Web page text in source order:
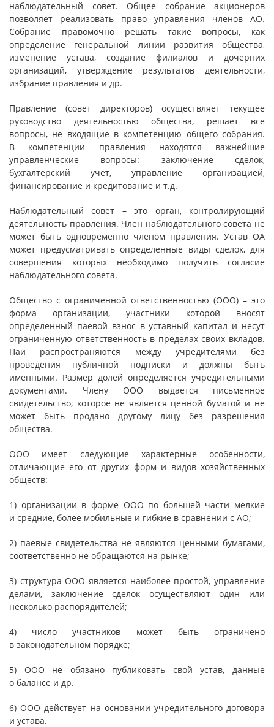
наблюдательный совет. Общее собрание акционеров
позволяет реализовать право управления членов АО.
Собрание правомочно решать такие вопросы, как
определение генеральной линии развития общества,
изменение устава, создание филиалов и дочерних
организаций, утверждение результатов деятельности,
избрание правления и др.
Правление (совет директоров) осуществляет текущее
руководство деятельностью общества, решает все
вопросы, не входящие в компетенцию общего собрания.
В компетенции правления находятся важнейшие
управленческие вопросы: заключение сделок,
бухгалтерский учет, управление организацией,
финансирование и кредитование и т.д.
Наблюдательный совет – это орган, контролирующий
деятельность правления. Член наблюдательного совета не
может быть одновременно членом правления. Устав OA
может предусматривать определенные виды сделок, для
совершения которых необходимо получить согласие
наблюдательного совета.
Общество с ограниченной ответственностью (ООО) – это
форма организации, участники которой вносят
определенный паевой взнос в уставный капитал и несут
ограниченную ответственность в пределах своих вкладов.
Паи распространяются между учредителями без
проведения публичной подписки и должны быть
именными. Размер долей определяется учредительными
документами. Члену ООО выдается письменное
свидетельство, которое не является ценной бумагой и не
может быть продано другому лицу без разрешения
общества.
ООО имеет следующие характерные особенности,
отличающие его от других форм и видов хозяйственных
обществ:
1) организации в форме ООО по большей части мелкие
и средние, более мобильные и гибкие в сравнении с АО;
2) паевые свидетельства не являются ценными бумагами,
соответственно не обращаются на рынке;
3) структура ООО является наиболее простой, управление
делами, заключение сделок осуществляют один или
несколько распорядителей;
4) число участников может быть ограничено
в законодательном порядке;
5) ООО не обязано публиковать свой устав, данные
о балансе и др.
6) ООО действует на основании учредительного договора
и устава.